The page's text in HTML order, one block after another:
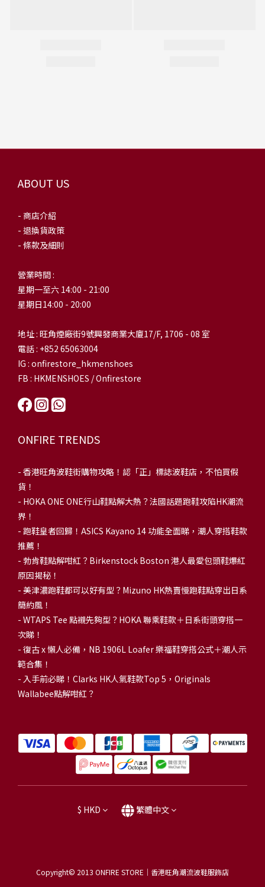
ABOUT US
- 商店介紹
- 退換貨政策
- 條款及細則
營業時間 :
星期一至六 14:00 - 21:00
星期日14:00 - 20:00
地址 : 旺角煙廠街9號興發商業大廈17/F, 1706 - 08 室
電話 : +852 65063004
IG : onfirestore_hkmenshoes
FB : HKMENSHOES / Onfirestore
ONFIRE TRENDS
- 香港旺角波鞋街購物攻略！認「正」標誌波鞋店，不怕買假
貨！
- HOKA ONE ONE行山鞋點解大熱？法國話題跑鞋攻陷HK潮流
界！
- 跑鞋皇者回歸！ASICS Kayano 14 功能全面睇，潮人穿搭鞋款
推薦！
- 勃肯鞋點解咁紅？Birkenstock Boston 港人最愛包頭鞋爆紅
原因揭秘！
- 美津濃跑鞋都可以好有型？Mizuno HK熱賣慢跑鞋點穿出日系
簡約風！
- WTAPS Tee 點襯先夠型？HOKA 聯乘鞋款＋日系街頭穿搭一
次睇！
- 復古 x 懶人必備，NB 1906L Loafer 樂福鞋穿搭公式＋潮人示
範合集！
- 入手前必睇！Clarks HK人氣鞋款Top 5，Originals
Wallabee點解咁紅？
$ HKD 繁體中文
Copyright© 2013 ONFIRE STORE｜香港旺角潮流波鞋服飾店